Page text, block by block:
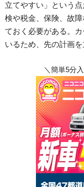
立てやすい」という
検や税金、保険、故
ておく必要がある。
いるため、先の計画を
＼簡単5分